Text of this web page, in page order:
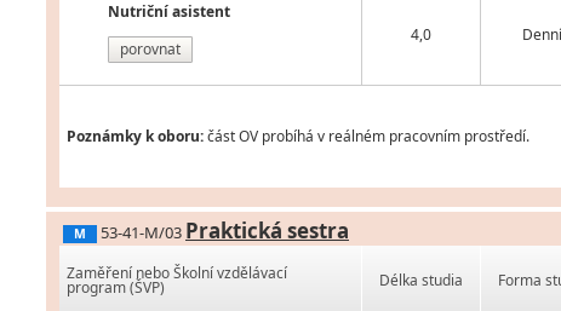
Nutriční asistent
porovnat
4,0 Denní
Poznámky k oboru:část OV probíhá v reálném pracovním prostředí.
M 53-41-M/03 Praktická sestra
Zaměření nebo Školní vzdělávací
program (ŠVP) Délka studia Forma